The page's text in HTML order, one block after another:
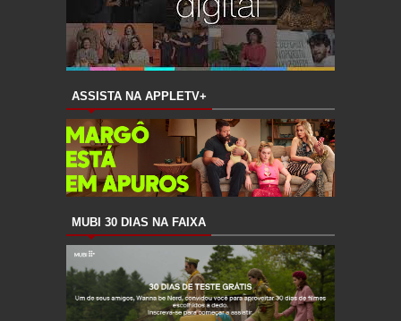
ASSISTA NA APPLETV+
MUBI 30 DIAS NA FAIXA